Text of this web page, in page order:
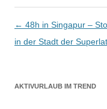
Artikel-Navigation
← 48h in Singapur –
in der Stadt der
AKTIVURLAUB IM TREND